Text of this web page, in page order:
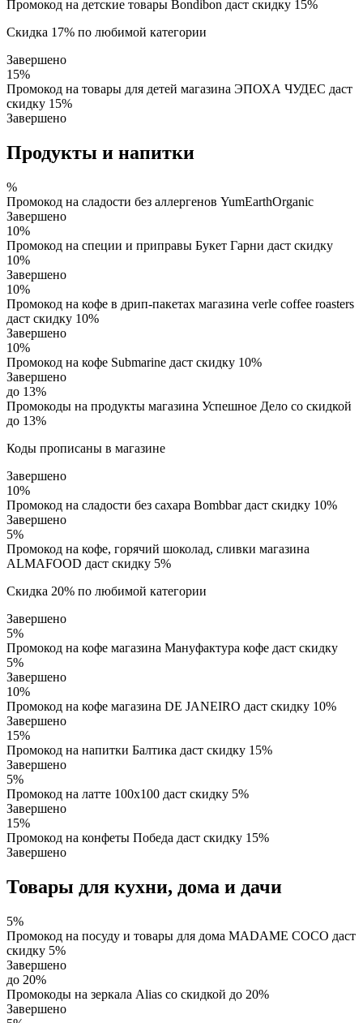
Промокод на детские товары Bondibon даст скидку 15%
Скидка 17% по любимой категории
Завершено
15%
Промокод на товары для детей магазина ЭПОХА ЧУДЕС даст
скидку 15%
Завершено
Продукты и напитки
%
Промокод на сладости без аллергенов YumEarthOrganic
Завершено
10%
Промокод на специи и приправы Букет Гарни даст скидку
10%
Завершено
10%
Промокод на кофе в дрип-пакетах магазина verle coffee roasters
даст скидку 10%
Завершено
10%
Промокод на кофе Submarine даст скидку 10%
Завершено
до 13%
Промокоды на продукты магазина Успешное Дело со скидкой
до 13%
Коды прописаны в магазине
Завершено
10%
Промокод на сладости без сахара Bombbar даст скидку 10%
Завершено
5%
Промокод на кофе, горячий шоколад, сливки магазина
ALMAFOOD даст скидку 5%
Скидка 20% по любимой категории
Завершено
5%
Промокод на кофе магазина Мaнуфактура кофе даст скидку
5%
Завершено
10%
Промокод на кофе магазина DE JANEIRO даст скидку 10%
Завершено
15%
Промокод на напитки Балтика даст скидку 15%
Завершено
5%
Промокод на латте 100х100 даст скидку 5%
Завершено
15%
Промокод на конфеты Победа даст скидку 15%
Завершено
Товары для кухни, дома и дачи
5%
Промокод на посуду и товары для дома MADAME COCO даст
скидку 5%
Завершено
до 20%
Промокоды на зеркала Alias со скидкой до 20%
Завершено